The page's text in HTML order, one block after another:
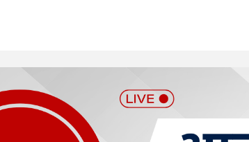
Submit Comment